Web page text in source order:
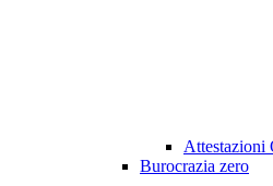
Attestazioni
Burocrazia zero